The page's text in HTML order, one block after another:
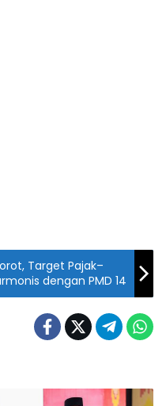
Target Pajak–
dengan PMD 14